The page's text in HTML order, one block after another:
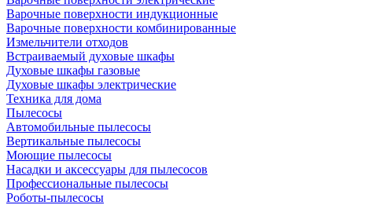
Варочные поверхности индукционные
Варочные поверхности комбинированные
Измельчители отходов
Встраиваемый духовые шкафы
Духовые шкафы газовые
Духовые шкафы электрические
Техника для дома
Пылесосы
Автомобильные пылесосы
Вертикальные пылесосы
Моющие пылесосы
Насадки и аксессуары для пылесосов
Профессиональные пылесосы
Роботы-пылесосы